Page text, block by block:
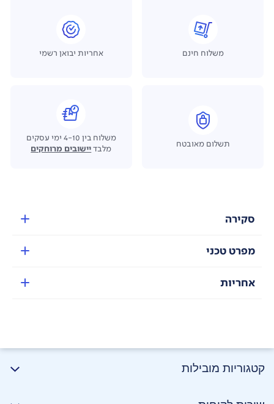
משלוח חינם אחריות יבואן רשמי
תשלום מאובטח
משלוח בין 4-10 ימי עסקים
מלבדיישובים מרוחקים
סקירה
מפרט טכני
אחריות
קטגוריות מובילות